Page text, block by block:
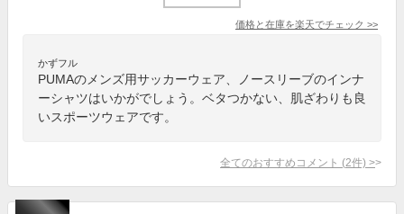
価格と在庫を楽天でチェック >>
かずフル
PUMAのメンズ用サッカーウェア、ノースリーブのインナ
ーシャツはいかがでしょう。ベタつかない、肌ざわりも良
いスポーツウェアです。
全てのおすすめコメント (2件) >